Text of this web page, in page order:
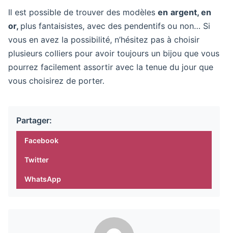
Il est possible de trouver des modèles en argent, en
or, plus fantaisistes, avec des pendentifs ou non… Si
vous en avez la possibilité, n’hésitez pas à choisir
plusieurs colliers pour avoir toujours un bijou que vous
pourrez facilement assortir avec la tenue du jour que
vous choisirez de porter.
Partager:
Facebook
Twitter
WhatsApp